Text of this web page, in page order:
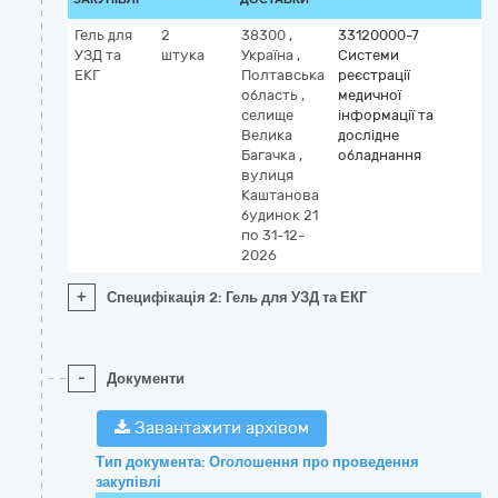
Гель для
УЗД та
ЕКГ
2
штука
38300 ,
Україна ,
Полтавська
область ,
селище
Велика
Багачка ,
вулиця
Каштанова
будинок 21
по 31-12-
2026
33120000-7
Системи
реєстрації
медичної
інформації та
дослідне
обладнання
+ Специфікація 2: Гель для УЗД та ЕКГ
- Документи
Завантажити архівом
Тип документа: Оголошення про проведення
закупівлі